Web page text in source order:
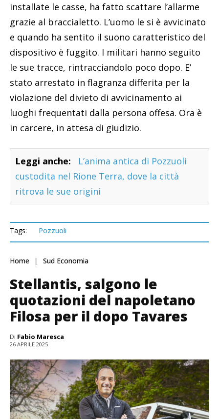
installate le casse, ha fatto scattare l’allarme
grazie al braccialetto. L’uomo le si è avvicinato
e quando ha sentito il suono caratteristico del
dispositivo è fuggito. I militari hanno seguito
le sue tracce, rintracciandolo poco dopo. E’
stato arrestato in flagranza differita per la
violazione del divieto di avvicinamento ai
luoghi frequentati dalla persona offesa. Ora è
in carcere, in attesa di giudizio.
Leggi anche:
L’anima antica di Pozzuoli
custodita nel Rione Terra, dove la città
ritrova le sue origini
Tags: Pozzuoli
Home Sud Economia
Stellantis, salgono le
quotazioni del napoletano
Filosa per il dopo Tavares
Di Fabio Maresca
26 APRILE 2025